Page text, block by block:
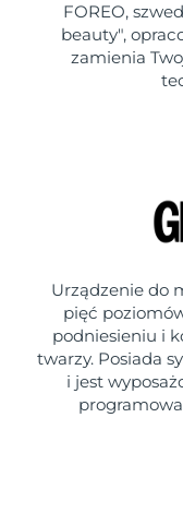
FOREO,
beauty",
zamienia
Urządzenie do
pięć
podniesieniu i
twarzy. Posiada
i jest